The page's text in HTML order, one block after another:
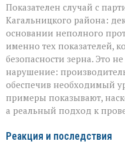
Показателен случай с
Кагальницкого района:
основании неполного
именно тех показателей,
безопасности зерна. Это
нарушение:
обеспечив необходимый
примеры показывают,
а реальный подход к
Реакция и последствия